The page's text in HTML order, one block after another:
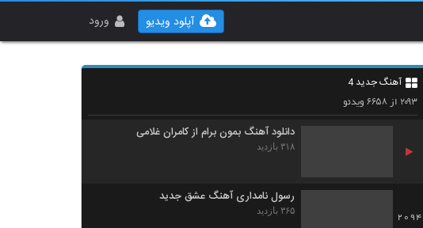
ورود آپلود ویدیو
آهنگ جدید 4
۲۰۹۳ از ۶۶۵۸ویدئو
2092
دانلود آهنگ سجاد فارسی مرور (Sajjad Farsi
دانلود آهنگ بمون برام از کامران غلامی
۳۱۸ بازدید
2094
رسول نامداری آهنگ عشق جدید
۳۶۵ بازدید